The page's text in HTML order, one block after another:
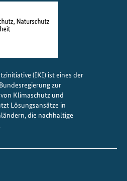
(IKI) ist eines der
zur
Klimaschutz und
Lösungsansätze in
die nachhaltige